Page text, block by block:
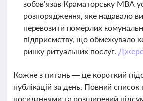
зобов’язав Краматорську МВА
розпорядження, яке надавало
перевозити померлих
підприємству, що обмежувало
ринку ритуальних послуг.
Кожне з питань — це короткий
публікацій за день. Повний
посиланнями та розширений